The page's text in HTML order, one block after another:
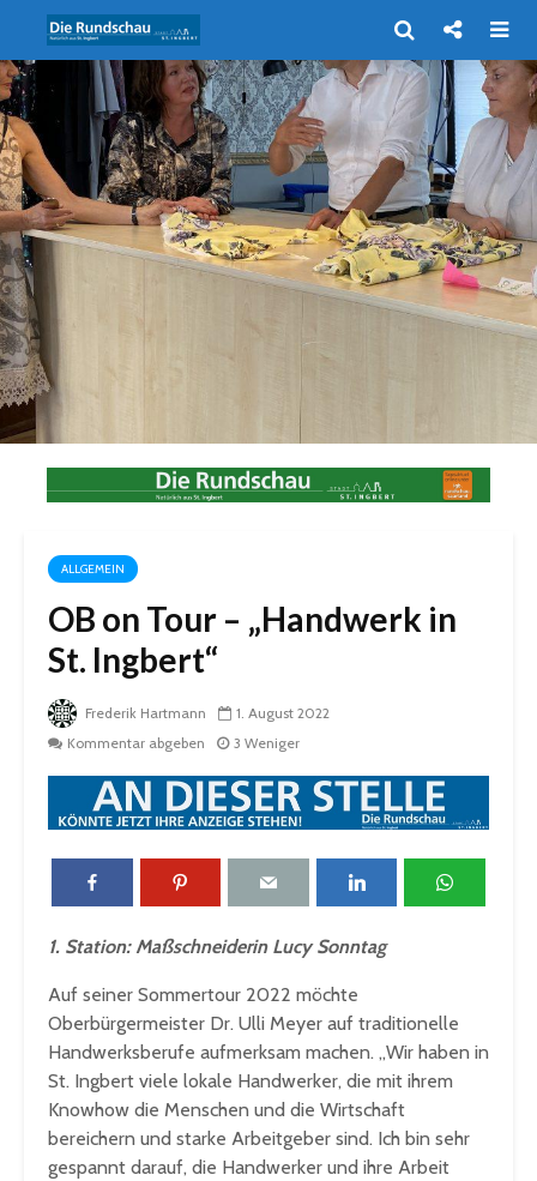
ALLGEMEIN
OB on Tour – „Handwerk in
St. Ingbert“
Frederik Hartmann
1. August 2022
Kommentar abgeben
3 Weniger
1. Station: Maßschneiderin Lucy Sonntag
Auf seiner Sommertour 2022 möchte
Oberbürgermeister Dr. Ulli Meyer auf traditionelle
Handwerksberufe aufmerksam machen. „Wir haben in
St. Ingbert viele lokale Handwerker, die mit ihrem
Knowhow die Menschen und die Wirtschaft
bereichern und starke Arbeitgeber sind. Ich bin sehr
gespannt darauf, die Handwerker und ihre Arbeit